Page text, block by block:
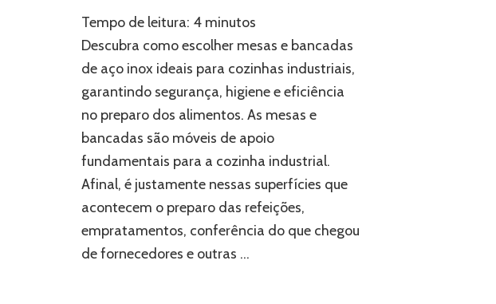
escolher
as
mesas
bancadas
cozinha
industrial
Tempo de leitura: 4 minutos
Descubra como escolher mesas e bancadas
de aço inox ideais para cozinhas industriais,
garantindo segurança, higiene e eficiência
no preparo dos alimentos. As mesas e
bancadas são móveis de apoio
fundamentais para a cozinha industrial.
Afinal, é justamente nessas superfícies que
acontecem o preparo das refeições,
empratamentos, conferência do que chegou
de fornecedores e outras …